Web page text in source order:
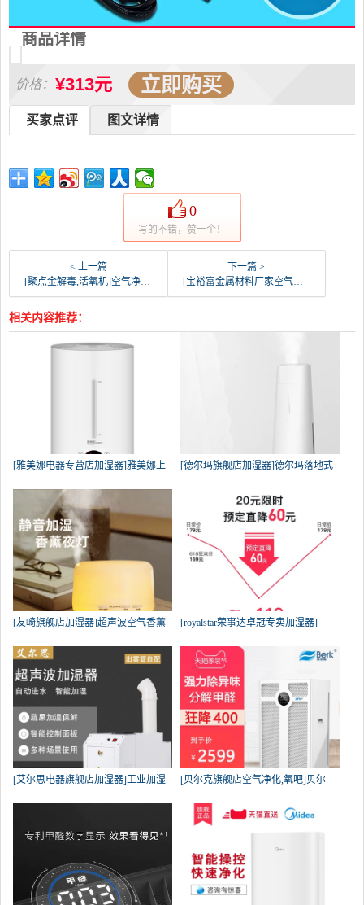
商品详情
价格： ¥313元 立即购买
图文详情
买家点评
0
写的不错，赞一个！
< 上一篇
[聚点金解毒,活氧机]空气净化15g臭氧发生器长寿命型臭氧月销量0件仅售330元
下一篇 >
[宝裕富金属材料厂家空气净化器]铝基蜂窝光触媒过滤网 臭氧分解催化板月销量0件仅售3元
相关内容推荐：
[雅美娜电器专营店加湿器]雅美娜上 [德尔玛旗舰店加湿器]德尔玛落地式
[友崎旗舰店加湿器]超声波空气香薰 [royalstar荣事达卓冠专卖加湿器]
[艾尔思电器旗舰店加湿器]工业加湿 [贝尔克旗舰店空气净化,氧吧]贝尔